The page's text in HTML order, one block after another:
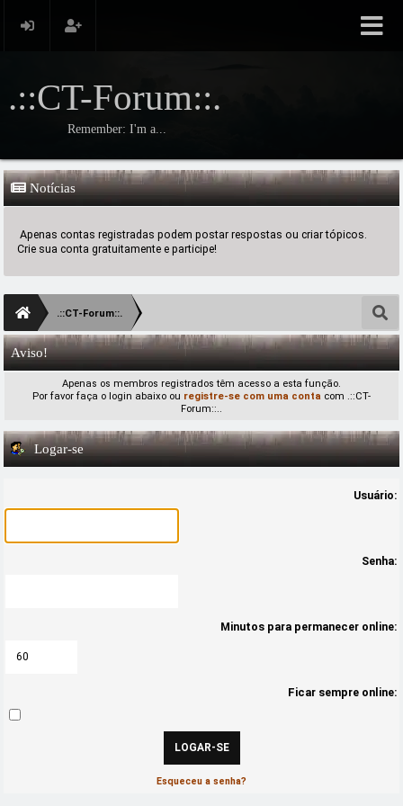
.::CT-Forum::.
Remember: I'm a...
Notícias
Apenas contas registradas podem postar respostas ou criar tópicos.
Crie sua conta gratuitamente e participe!
.::CT-Forum::.
Aviso!
Apenas os membros registrados têm acesso a esta função.
Por favor faça o login abaixo ou registre-se com uma conta com .::CT-
Forum::..
Logar-se
Usuário:
Senha:
Minutos para permanecer online:
Ficar sempre online:
Esqueceu a senha?